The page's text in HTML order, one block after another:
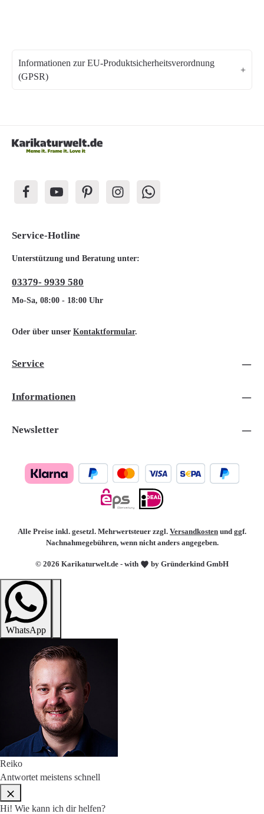
Informationen zur EU-Produktsicherheitsverordnung
(GPSR)
Service-Hotline
Unterstützung und Beratung unter:
03379- 9939 580
Mo-Sa, 08:00 - 18:00 Uhr
Oder über unser Kontaktformular.
Service
Informationen
Newsletter
© 2026 Karikaturwelt.de - with by Gründerkind GmbH
Alle Preise inkl. gesetzl. Mehrwertsteuer zzgl. Versandkosten und ggf.
Nachnahmegebühren, wenn nicht anders angegeben.
WhatsApp
Reiko
Antwortet meistens schnell
Hi! Wie kann ich dir helfen?